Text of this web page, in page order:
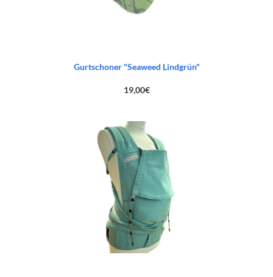
Gurtschoner "Seaweed Lindgrün"
19,00€